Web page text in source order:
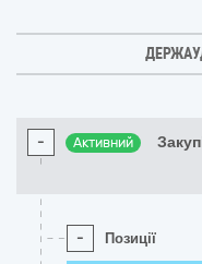
- Активний
- Позиції